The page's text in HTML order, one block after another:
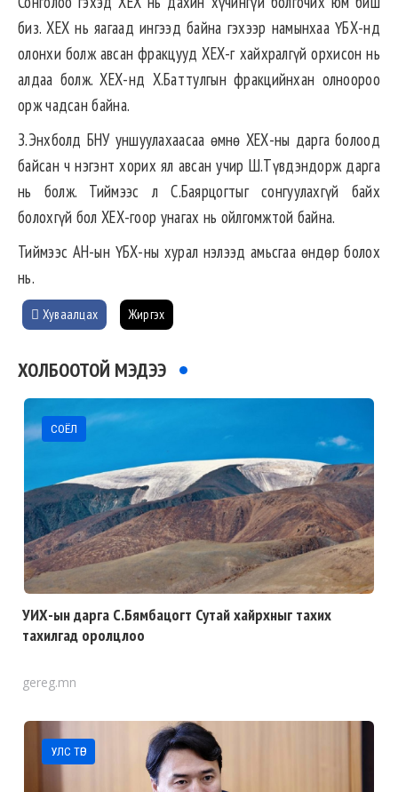
биз. ХЕХ нь яагаад ингээд байна гэхээр намынхаа ҮБХ-нд
олонхи болж авсан фракцууд ХЕХ-г хайхралгүй орхисон нь
алдаа болж. ХЕХ-нд Х.Баттулгын фракцийнхан олноороо
орж чадсан байна.
З.Энхболд БНУ уншуулахаасаа өмнө ХЕХ-ны дарга болоод
байсан ч нэгэнт хорих ял авсан учир Ш.Түвдэндорж дарга
нь болж. Тиймээс л С.Баярцогтыг сонгуулахгүй байх
болохгүй бол ХЕХ-гоор унагах нь ойлгомжтой байна.
Тиймээс АН-ын ҮБХ-ны хурал нэлээд амьсгаа өндөр болох
нь.
Хуваалцах Жиргэх
ХОЛБООТОЙ МЭДЭЭ
СОЁЛ
УИХ-ын дарга С.Бямбацогт Сутай хайрхныг тахих
тахилгад оролцлоо
gereg.mn
УЛС ТӨР